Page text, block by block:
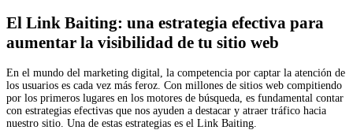
El Link Baiting: una estrategia efectiva para
aumentar la visibilidad de tu sitio web
En el mundo del marketing digital, la competencia por captar la atención de
los usuarios es cada vez más feroz. Con millones de sitios web compitiendo
por los primeros lugares en los motores de búsqueda, es fundamental contar
con estrategias efectivas que nos ayuden a destacar y atraer tráfico hacia
nuestro sitio. Una de estas estrategias es el Link Baiting.